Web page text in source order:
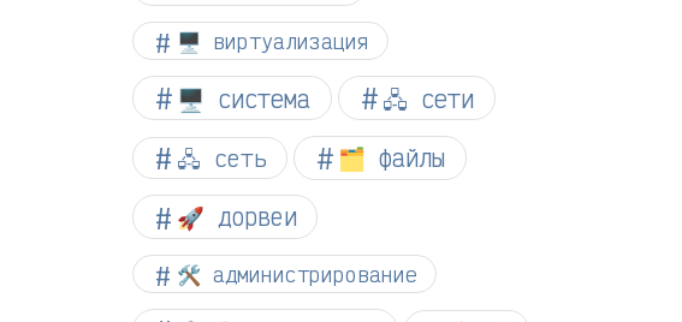
🖥️ виртуализация
🖥️ система 🖧 сети
🖧 сеть 🗂️ файлы
🚀 дорвеи
🛠️ администрирование